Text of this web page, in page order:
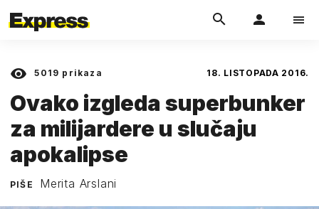
5019 prikaza 18. LISTOPADA 2016.
Ovako izgleda superbunker
za milijardere u slučaju
apokalipse
PIŠE Merita Arslani